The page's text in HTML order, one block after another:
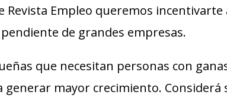
Revista Empleo queremos
de grandes empresas.
que necesitan personas con
generar mayor crecimiento.